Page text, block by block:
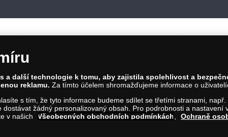
8; Tel.: 810 100 500
DIČ: CZ28507622
146644
a další technologie k tomu, aby zajistila spolehlivost a
reklamu. Za tímto účelem shromažďujeme informace o
s tím, že tyto informace budeme sdílet se třetími stranami,
žádný personalizovaný obsah. Pro podrobnosti a nastavení
v našich
Všeobecných obchodních podmínkách Ochraně